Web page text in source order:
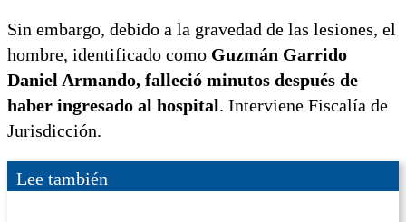
Sin embargo, debido a la gravedad de las lesiones, el
hombre, identificado como Guzmán Garrido
Daniel Armando, falleció minutos después de
haber ingresado al hospital. Interviene Fiscalía de
Jurisdicción.
Lee también